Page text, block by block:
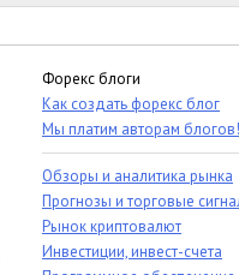
Форекс блоги
Как создать форекс блог
Мы платим авторам блогов!
Обзоры и аналитика рынка
Прогнозы и торговые
Рынок криптовалют
Инвестиции, инвест-счета